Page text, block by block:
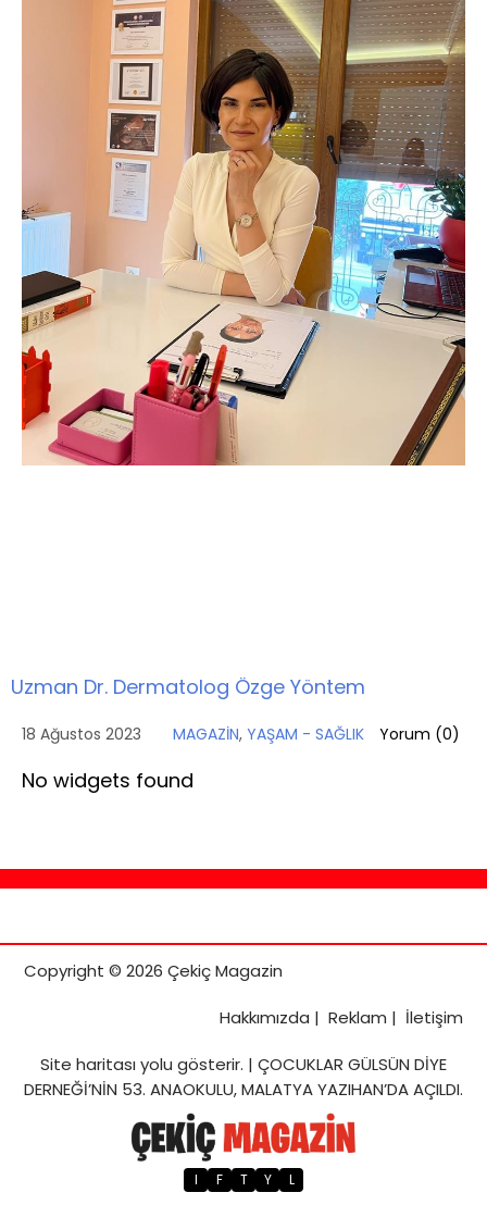
Uzman Dr. Dermatolog Özge Yöntem
18 Ağustos 2023 MAGAZİN, YAŞAM - SAĞLIK Yorum (0)
No widgets found
Copyright © 2026 Çekiç Magazin
Hakkımızda | Reklam | İletişim
Site haritasıyolu gösterir. | ÇOCUKLAR GÜLSÜN DİYE
DERNEĞİ’NİN 53. ANAOKULU, MALATYA YAZIHAN’DA AÇILDI.
I F T Y L